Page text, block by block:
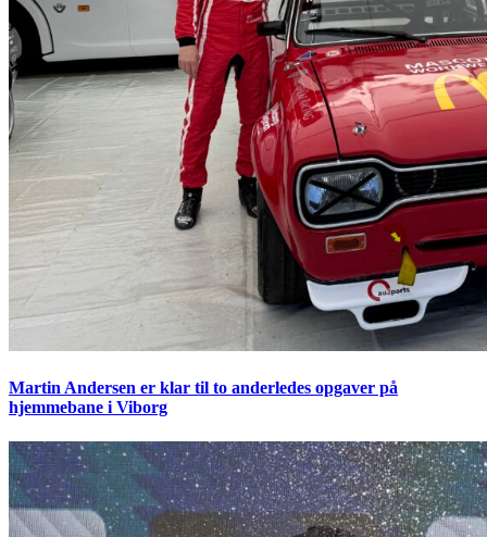
Martin Andersen er klar til to anderledes opgaver på
hjemmebane i Viborg